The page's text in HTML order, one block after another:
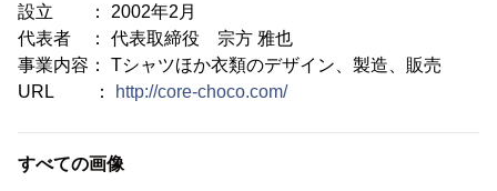
設立 ： 2002年2月
代表者 ： 代表取締役 宗方 雅也
事業内容： Tシャツほか衣類のデザイン、製造、販売
URL ：
http://core-choco.com/
すべての画像